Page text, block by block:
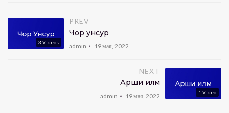
3 Videos
PREV
Чор унсур
admin 19 мая, 2022
NEXT
Арши илм
admin 19 мая, 2022
1 Video